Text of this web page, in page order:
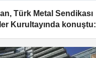
Türk Metal Sendikası
Kurultayında konuştu: